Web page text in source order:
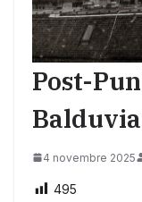
Post-
4 novembre 2025
495